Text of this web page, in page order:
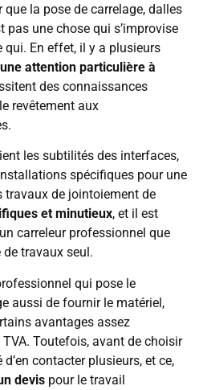
la pose de carrelage, dalles
pas une chose qui s’improvise
qui. En effet, il y a plusieurs
une attention particulière à
des connaissances
revêtement aux
les subtilités des interfaces,
spécifiques pour une
travaux de jointoiement de
et minutieux, et il est
carreleur professionnel que
de travaux seul.
qui pose le
aussi de fournir le matériel,
avantages assez
Toutefois, avant de choisir
contacter plusieurs, et ce,
devis pour le travail